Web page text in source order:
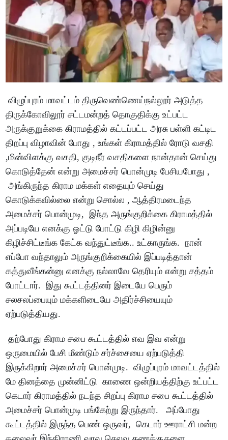
விழுப்புரம் மாவட்டம் திருவெண்ணெய்நல்லூர் அடுத்த
திருக்கோவிலூர் சட்டமன்றத் தொகுதிக்கு உட்பட்ட
அருக்குறுக்கை கிராமத்தில் கட்டப்பட்ட அரசு பள்ளி கட்டிட
திறப்பு விழாவின் போது , உங்கள் கிராமத்தில் ரோடு வசதி
,மின்விளக்கு வசதி, குடிநீர் வசதிகளை நான்தான் செய்து
கொடுத்தேன் என்று அமைச்சர் பொன்முடி பேசியபோது ,
அங்கிருந்த கிராம மக்கள் எதையும் செய்து
கொடுக்கவில்லை என்று சொல்ல , ஆத்திரமடைந்த
அமைச்சர் பொன்முடி, இந்த அருங்குறிக்கை கிராமத்தில்
அப்படியே எனக்கு ஓட்டு போட்டு கிழி கிழின்னு
கிழிச்சிட்டீங்க கேட்க வந்துட்டீங்க.. உட்காருங்க. நான்
எப்போ வந்தாலும் அருங்குறிக்கையில் இப்படித்தான்
கத்துவீங்கன்னு எனக்கு நல்லாவே தெரியும் என்று சத்தம்
போட்டார். இது கூட்டத்தினர் இடையே பெரும்
சலசலப்பையும் மக்களிடையே அதிர்ச்சியையும்
ஏற்படுத்தியது.
தற்போது கிராம சபை கூட்டத்தில் எவ இவ என்று
ஒருமையில் பேசி மீண்டும் சர்ச்சையை ஏற்படுத்தி
இருக்கிறார் அமைச்சர் பொன்முடி. விழுப்புரம் மாவட்டத்தில்
மே தினத்தை முன்னிட்டு காணை ஒன்றியத்திற்கு உட்பட்ட
கெடார் கிராமத்தில் நடந்த சிறப்பு கிராம சபை கூட்டத்தில்
அமைச்சர் பொன்முடி பங்கேற்று இருந்தார். அப்போது
கூட்டத்தில் இருந்த பெண் ஒருவர், கெடார் ஊராட்சி மன்ற